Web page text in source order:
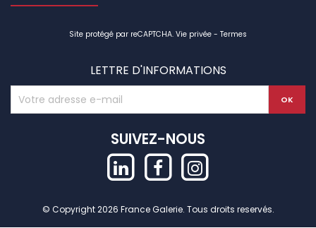
Site protégé par reCAPTCHA. Vie privée - Termes
LETTRE D'INFORMATIONS
SUIVEZ-NOUS
© Copyright 2026 France Galerie. Tous droits reservés.